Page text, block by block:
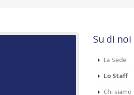
Su di noi
La Sede
Lo Staff
Chi siamo